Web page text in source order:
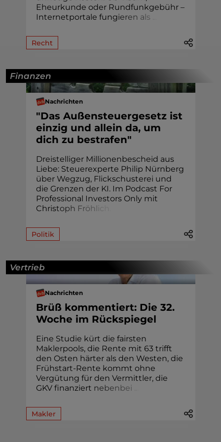
Eheur­kunde oder Rund­funk­gebühr –
Internetportale fungieren als
Recht
Finanzen
Nachrichten
"Das Außensteuergesetz ist
einzig und allein da, um
dich zu bestrafen"
Dreistelliger Millionenbescheid aus
Liebe: Steuerexperte Philip Nürnberg
über Wegzug, Flickschusterei und
die Grenzen der KI. Im Podcast For
Professional Investors Only mit
Christoph Fröh lic
Politik
Vertrieb
Nachrichten
Brüß kommentiert: Die 32.
Woche im Rückspiegel
Eine Studie kürt die fairsten
Maklerpools, die Rente mit 63 trifft
den Osten härter als den Westen, die
Frühstart-Rente kommt ohne
Vergütung für den Vermittler, die
GKV finanziert nebenbei
Makler